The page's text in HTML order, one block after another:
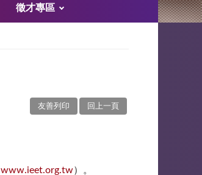
徵才專區
回上一頁
友善列印
www.ieet.org.tw）。